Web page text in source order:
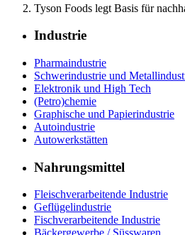
Tyson Foods legt Basis für
Industrie
Pharmaindustrie
Schwerindustrie und
Elektronik und High Tech
(Petro)chemie
Graphische und Papierindustrie
Autoindustrie
Autowerkstätten
Nahrungsmittel
Fleischverarbeitende Industrie
Geflügelindustrie
Fischverarbeitende Industrie